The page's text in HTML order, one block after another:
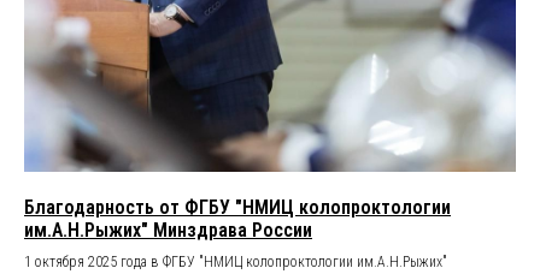
Благодарность от ФГБУ "НМИЦ колопроктологии
им.А.Н.Рыжих" Минздрава России
1 октября 2025 года в ФГБУ "НМИЦ колопроктологии им.А.Н.Рыжих"